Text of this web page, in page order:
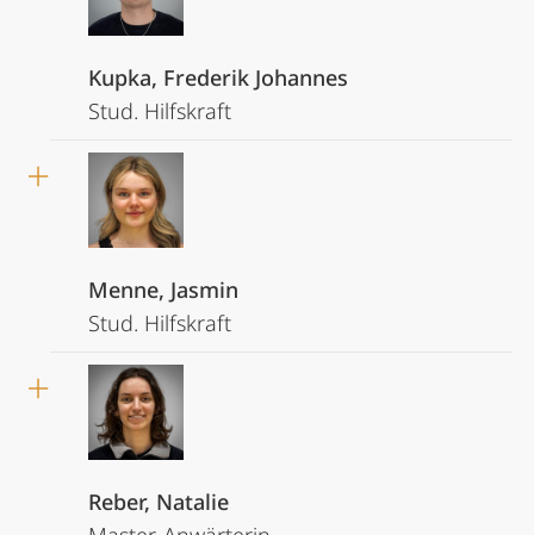
Kupka, Frederik Johannes
Stud. Hilfskraft
Menne, Jasmin
Stud. Hilfskraft
Reber, Natalie